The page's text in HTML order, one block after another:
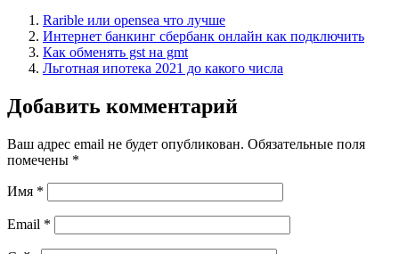
Rarible или opensea что лучше
Интернет банкинг сбербанк онлайн как подключить
Как обменять gst на gmt
Льготная ипотека 2021 до какого числа
Добавить комментарий
Ваш адрес email не будет опубликован. Обязательные поля
помечены *
Имя *
Email *